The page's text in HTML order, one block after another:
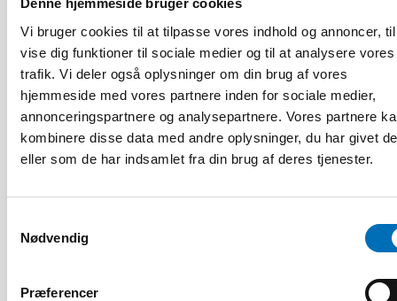
Denne hjemmeside bruger cookies
Vi bruger cookies til at tilpasse vores indhold og annoncer,
vise dig funktioner til sociale medier og til at analysere vores
trafik. Vi deler også oplysninger om din brug af vores
hjemmeside med vores partnere inden for sociale medier,
annonceringspartnere og analysepartnere. Vores partnere
kombinere disse data med andre oplysninger, du har givet
eller som de har indsamlet fra din brug af deres tjenester.
Nødvendig
Præferencer
Funksjonshinderspørsmål – Årsrapport 2025